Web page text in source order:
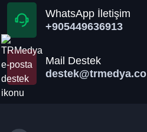
WhatsApp İletişim
+905449636913
Mail Destek
destek@trmedya.co